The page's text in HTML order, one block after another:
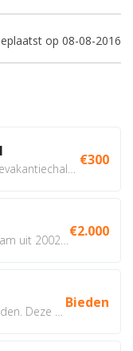
op 08-08-2016
€300
€2.000
Bieden